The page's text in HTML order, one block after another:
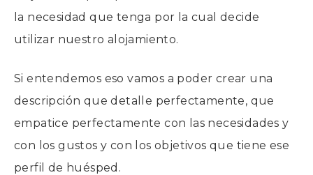
la necesidad que tenga por la cual decide
utilizar nuestro alojamiento.
Si entendemos eso vamos a poder crear una
descripción que detalle perfectamente, que
empatice perfectamente con las necesidades y
con los gustos y con los objetivos que tiene ese
perfil de huésped.